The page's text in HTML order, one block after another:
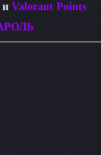
Valorant Points